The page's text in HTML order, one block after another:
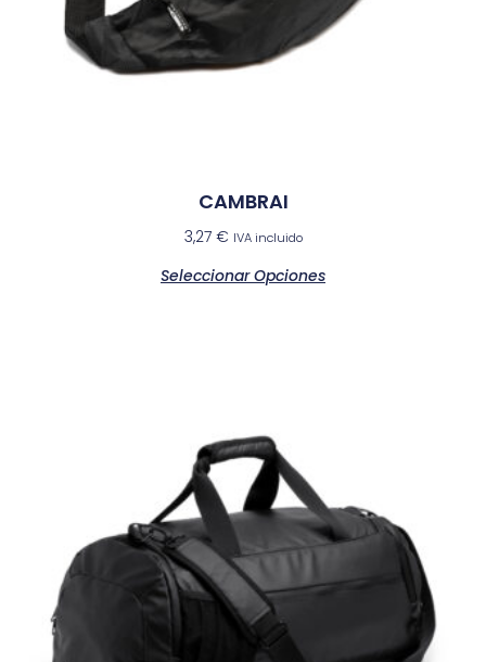
CAMBRAI
3,27 € IVA incluido
Seleccionar Opciones